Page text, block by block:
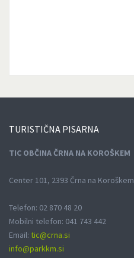
TURISTIČNA PISARNA
TIC OBČINA ČRNA NA KOROŠKEM
Center 101, 2393 Črna na Koroškem
Telefon: 02 870 48 20
Mobilni telefon: 041 743 442
Email: tic@crna.si
info@parkkm.si